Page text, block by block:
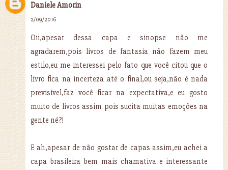
Daniele Amorin
2/09/2016
Oii,apesar dessa capa e sinopse não me
agradarem,pois livros de fantasia não fazem meu
estilo,eu me interessei pelo fato que você citou que o
livro fica na incerteza até o final,ou seja,não é nada
previsível,faz você ficar na expectativa,e eu gosto
muito de livros assim pois sucita muitas emoções na
gente né?!
E ah,apesar de não gostar de capas assim,eu achei a
capa brasileira bem mais chamativa e interessante